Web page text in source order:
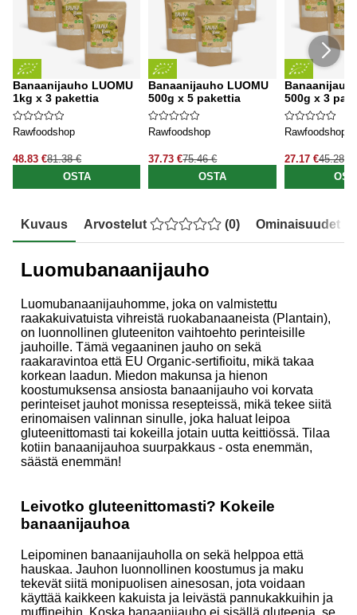
Banaanijauho LUOMU
1kg x 3 pakettia
Rawfoodshop
48.83 €81.38 €
OSTA
Banaanijauho LUOMU
500g x 5 pakettia
Rawfoodshop
37.73 €75.46 €
OSTA
500g x 3
Rawfoodshop
27.17 €45.28 €
Kuvaus Arvostelut (0) Ominaisuudet
Luomubanaanijauho
Luomubanaanijauhomme, joka on valmistettu
raakakuivatuista vihreistä ruokabanaaneista (Plantain),
on luonnollinen gluteeniton vaihtoehto perinteisille
jauhoille. Tämä vegaaninen jauho on sekä
raakaravintoa että EU Organic-sertifioitu, mikä takaa
korkean laadun. Miedon makunsa ja hienon
koostumuksensa ansiosta banaanijauho voi korvata
perinteiset jauhot monissa resepteissä, mikä tekee siitä
erinomaisen valinnan sinulle, joka haluat leipoa
gluteenittomasti tai kokeilla jotain uutta keittiössä. Tilaa
kotiin banaanijauhoa suurpakkaus - osta enemmän,
säästä enemmän!
Leivotko gluteenittomasti? Kokeile
banaanijauhoa
Leipominen banaanijauholla on sekä helppoa että
hauskaa. Jauhon luonnollinen koostumus ja maku
tekevät siitä monipuolisen ainesosan, jota voidaan
käyttää kaikkeen kakuista ja leivästä pannukakkuihin ja
muffineihin. Koska banaanijauho ei sisällä gluteenia, se